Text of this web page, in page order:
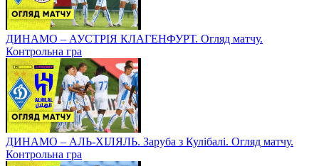
ДИНАМО – АУСТРІЯ КЛАГЕНФУРТ. Огляд матчу.
Контрольна гра
ДИНАМО – АЛЬ-ХІЛЯЛЬ. Заруба з Кулібалі. Огляд матчу.
Контрольна гра